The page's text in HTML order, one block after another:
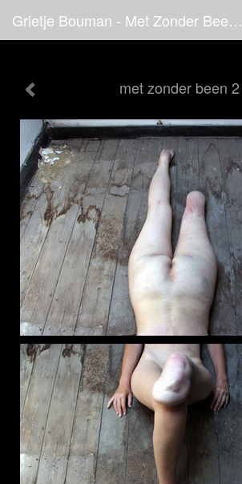
Grietje Bouman - Met Zonder Been 2
met zonder been 2